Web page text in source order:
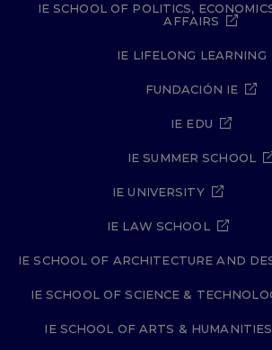
IE SCHOOL OF POLITICS,
AFFAIRS
IE LIFELONG LEARNING
FUNDACIÓN IE
IE EDU
IE SUMMER SCHOOL
IE UNIVERSITY
IE LAW SCHOOL
IE SCHOOL OF ARCHITECTURE AND
IE SCHOOL OF SCIENCE &
IE SCHOOL OF ARTS & HUMANITIES